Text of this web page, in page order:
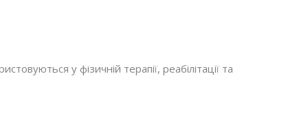
у фізичній терапії, реабілітації та